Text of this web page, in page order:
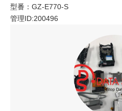
型番：GZ-E770-S
管理ID:200496